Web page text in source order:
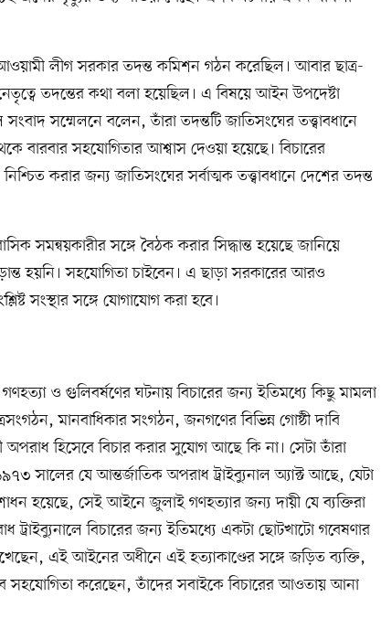
লীগ সরকার তদন্ত কমিশন গঠন করেছিল। আবার ছাত্র-
তদন্তের কথা বলা হয়েছিল। এ বিষয়ে আইন উপদেষ্টা
সম্মেলনে বলেন, তাঁরা তদন্তটি জাতিসংঘের তত্ত্বাবধানে
বারবার সহযোগিতার আশ্বাস দেওয়া হয়েছে। বিচারের
করার জন্য জাতিসংঘের সর্বাত্মক তত্ত্বাবধানে দেশের তদন্ত
সমন্বয়কারীর সঙ্গে বৈঠক করার সিদ্ধান্ত হয়েছে জানিয়ে
হয়নি। সহযোগিতা চাইবেন। এ ছাড়া সরকারের আরও
সংস্থার সঙ্গে যোগাযোগ করা হবে।
ও গুলিবর্ষণের ঘটনায় বিচারের জন্য ইতিমধ্যে কিছু মামলা
মানবাধিকার সংগঠন, জনগণের বিভিন্ন গোষ্ঠী দাবি
অপরাধ হিসেবে বিচার করার সুযোগ আছে কি না। সেটা তাঁরা
সালের যে আন্তর্জাতিক অপরাধ ট্রাইব্যুনাল অ্যাক্ট আছে, যেটা
হয়েছে, সেই আইনে জুলাই গণহত্যার জন্য দায়ী যে ব্যক্তিরা
বিচারের জন্য ইতিমধ্যে একটা ছোটখাটো গবেষণার
এই আইনের অধীনে এই হত্যাকাণ্ডের সঙ্গে জড়িত ব্যক্তি,
সহযোগিতা করেছেন, তাঁদের সবাইকে বিচারের আওতায় আনা